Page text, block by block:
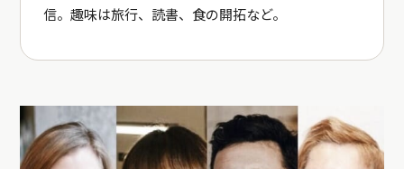
信。趣味は旅行、読書、食の開拓など。